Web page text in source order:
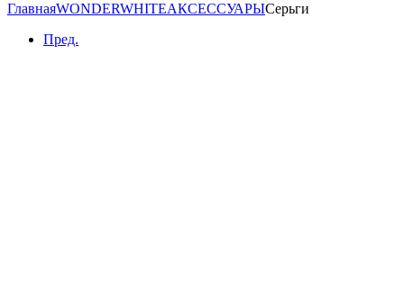
ГлавнаяWONDERWHITEАКСЕССУАРЫСерьги
Пред.